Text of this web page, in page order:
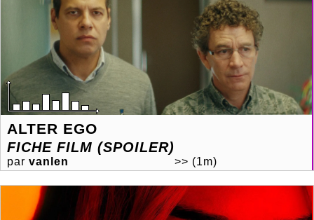
ALTER EGO
FICHE FILM (SPOILER)
par vanlen >> (1m)